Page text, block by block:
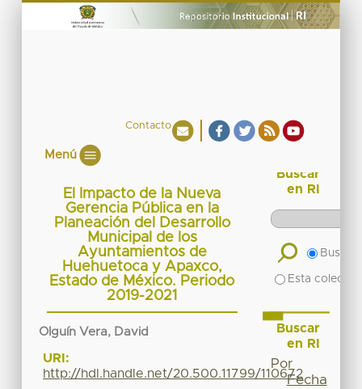
Contacto
Menú
El Impacto de la Nueva
Gerencia Pública en la
Planeación del Desarrollo
Municipal de los
Ayuntamientos de
Huehuetoca y Apaxco,
Estado de México. Periodo
2019-2021
Olguín Vera, David
URI:
http://hdl.handle.net/20.500.11799/110672
Buscar
en RI
Buscar
Esta
Buscar
en RI
Por
Fecha